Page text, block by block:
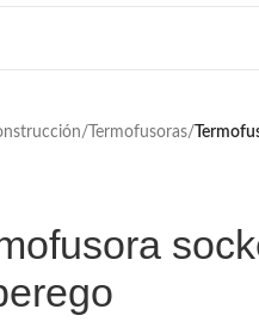
/ Termofusoras/